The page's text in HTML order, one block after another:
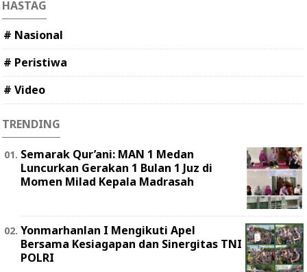
HASTAG
# Nasional
# Peristiwa
# Video
TRENDING
Semarak Qur’ani: MAN 1 Medan
Luncurkan Gerakan 1 Bulan 1 Juz di
Momen Milad Kepala Madrasah
Yonmarhanlan I Mengikuti Apel
Bersama Kesiagapan dan Sinergitas TNI
POLRI